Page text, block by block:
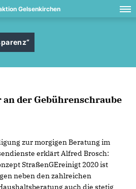
Gelsenkirchen
an der Gebührenschraube
zur morgigen Beratung im
erklärt Alfred Brosch:
StraßenGEreinigt 2020 ist
neben den zahlreichen
auch die stetig